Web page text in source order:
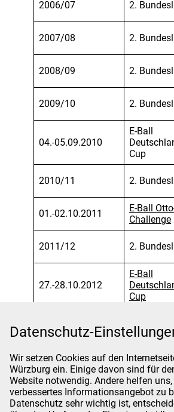
Datenschutz-
Wir setzen Cookies auf den
Würzburg ein. Einige davon sind für
Website notwendig. Andere helfen
verbessertes Informationsangebot zu
Datenschutz sehr wichtig ist,
2006/07 2.
2007/08 2.
2008/09 2.
2009/10 2.
04.-05.09.2010
E-Ball
Cup
2010/11 2.
01.-02.10.2011
E-Ball
Challenge
2011/12 2.
27.-28.10.2012
E-Ball
Cup
2012/13 1.
26.-27.10.2013
Cup
2013/14
1.